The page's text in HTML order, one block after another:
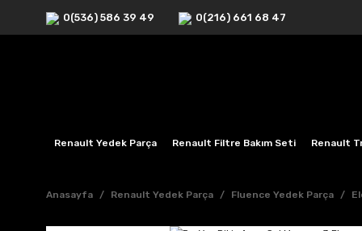
0(536) 586 39 49 0(216) 661 68 47
Renault Yedek Parça Renault Filtre Bakım Seti Renault
Anasayfa Renault Yedek Parça Fluence Yedek Parça